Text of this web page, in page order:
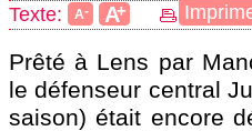
Texte: A- A+
Prêté à Lens par
le défenseur central
saison) était encore